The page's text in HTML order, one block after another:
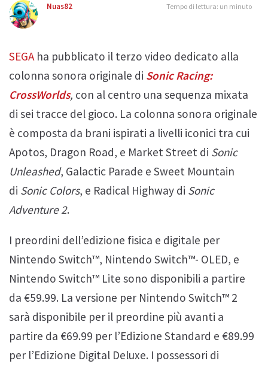
Nuas82 Tempo di lettura: un minuto
SEGAha pubblicato il terzo video dedicato alla
colonna sonora originale di Sonic Racing:
CrossWorlds, con al centro una sequenza mixata
di sei tracce del gioco. La colonna sonora originale
è composta da brani ispirati a livelli iconici tra cui
Apotos, Dragon Road, e Market Street di Sonic
Unleashed, Galactic Parade e Sweet Mountain
di Sonic Colors, e Radical Highway di Sonic
Adventure 2.
I preordini dell’edizione fisica e digitale per
Nintendo Switch™, Nintendo Switch™- OLED, e
Nintendo Switch™ Lite sono disponibili a partire
da €59.99. La versione per Nintendo Switch™ 2
sarà disponibile per il preordine più avanti a
partire da €69.99 per l’Edizione Standard e €89.99
per l’Edizione Digital Deluxe. I possessori di